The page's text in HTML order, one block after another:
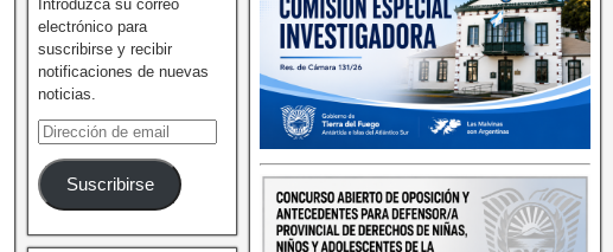
Introduzca su correo
electrónico para
suscribirse y recibir
notificaciones de nuevas
noticias.
Suscribirse